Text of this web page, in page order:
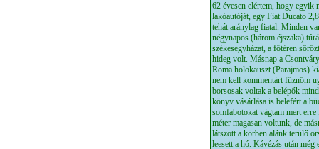
62 évesen elértem, hogy egyik
lakóautóját, egy Fiat Ducato
tehát aránylag fiatal. Minden
négynapos (három éjszaka)
székesegyházat, a főtéren
hideg volt. Másnap a
Roma holokauszt (Parajmos)
nem kell kommentárt fűznöm
borsosak voltak a belépők
könyv vásárlása is belefért a
somfabotokat vágtam mert
méter magasan voltunk, de
látszott a körben alánk terülő
leesett a hó. Kávézás után